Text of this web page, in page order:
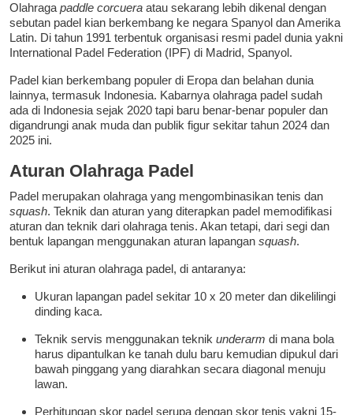
Olahraga paddle corcuera atau sekarang lebih dikenal dengan
sebutan padel kian berkembang ke negara Spanyol dan Amerika
Latin. Di tahun 1991 terbentuk organisasi resmi padel dunia yakni
International Padel Federation (IPF) di Madrid, Spanyol.
Padel kian berkembang populer di Eropa dan belahan dunia
lainnya, termasuk Indonesia. Kabarnya olahraga padel sudah
ada di Indonesia sejak 2020 tapi baru benar-benar populer dan
digandrungi anak muda dan publik figur sekitar tahun 2024 dan
2025 ini.
Aturan Olahraga Padel
Padel merupakan olahraga yang mengombinasikan tenis dan
squash. Teknik dan aturan yang diterapkan padel memodifikasi
aturan dan teknik dari olahraga tenis. Akan tetapi, dari segi dan
bentuk lapangan menggunakan aturan lapangan squash.
Berikut ini aturan olahraga padel, di antaranya:
Ukuran lapangan padel sekitar 10 x 20 meter dan dikelilingi
dinding kaca.
Teknik servis menggunakan teknik underarm di mana bola
harus dipantulkan ke tanah dulu baru kemudian dipukul dari
bawah pinggang yang diarahkan secara diagonal menuju
lawan.
Perhitungan skor padel serupa dengan skor tenis yakni 15-